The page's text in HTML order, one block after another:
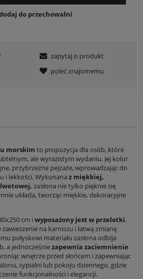
do przechowalni
zapytaj o produkt
poleć znajomemu
morskim to propozycja dla osób, które
ale wyrazistym wydaniu. Jej kolor
przybrzeżne pejzaże, wprowadzając do
i lekkości. Wykonana z miękkiej,
zasłona nie tylko pięknie się
układa, tworząc miękkie, dekoracyjne
cm i wyposażony jest w przelotki,
na karniszu i łatwą zmianę
połyskowi materiału zasłona odbija
a jednocześniezapewnia zaciemnienie
wnętrze przed słońcem i zapewniając
sypialni lub pokoju dziennego, gdzie
funkcjonalności i elegancji.